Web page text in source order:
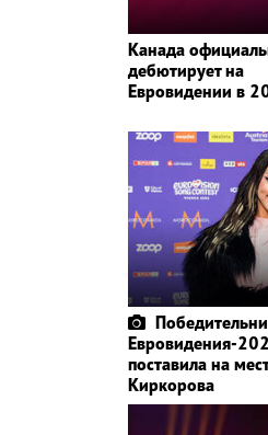
Канада
дебютирует на
Евровидении в
Евровидения-
поставила на
Киркорова